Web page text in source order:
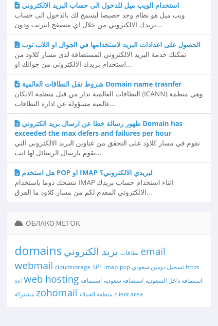
استخدام الويب ميل للدخول الى حساب البريد الالكتروني
ويب ميل هو نظام وجد خصيصا ليسمح لك بالدخول الى حساب
بريدك الالكتروني من خلال اي متصفح انترنت ودون...
الحصول على اعدادات البريد لاستخدامها في الجوال او اللاب توب
تمكنك خدمة البريد الالكتروني المستضافة لدى مسار كلاود من
استخدام بريدك الالكتروني من جوالك او...
شروط نقل النطاقات العالمية Domain name trasnfer
النطاقات العالمية تدار من قبل منظمة الايكان (ICANN) وهي منظمة
عالمية مسؤولة عن ادارة النطاقات...
ظهور رسالة خطا عن ارسال بريد الكتروني Domain has
exceeded the max defers and failures per hour
نقوم في مسار كلاود على التحقق من عناوين البريد الالكتروني التي
تقوم بارسال الرسائل لها انت...
هل استخدم POP او IMAP لبريدي الالكتروني؟
ننصحك دوما باستخدام IMAP اثناء استخدام حساب بريدك
الالكتروني المقدم لكم من مسار كلاود ما الفرق...
ОБЛАКО МЕТОК
domains نطاقات بريد الكتروني
email
webmail cloudstorage SPF imap pop تسجيل دومين سعودي https
ssl web hosting استضافة داخل السعودية استضافة سعودية استضافة
مشتركة zohomail منطقة العملاء client area